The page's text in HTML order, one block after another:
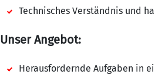
Technisches Verständnis und
Unser Angebot:
Herausfordernde Aufgaben in